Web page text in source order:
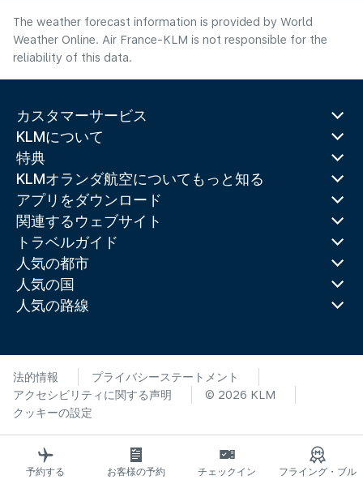
The weather forecast information is provided by World
Weather Online. Air France-KLM is not responsible for the
reliability of this data.
カスタマーサービス
KLMについて
特典
KLMオランダ航空についてもっと知る
アプリをダウンロード
関連するウェブサイト
トラベルガイド
人気の都市
人気の国
人気の路線
法的情報
プライバシーステートメント
アクセシビリティに関する声明
© 2026 KLM
クッキーの設定
予約する お客様の予約 チェックイン
フライング・ブル